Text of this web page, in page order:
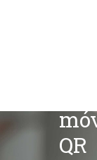
QR